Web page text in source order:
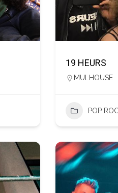
19 HEURS
MULHOUSE
POP